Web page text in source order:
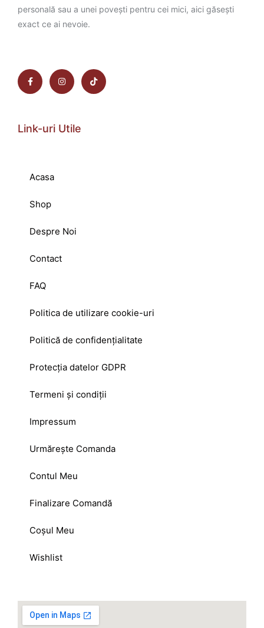
personală sau a unei povești pentru cei mici, aici găsești
exact ce ai nevoie.
Link-uri Utile
Acasa
Shop
Despre Noi
Contact
FAQ
Politica de utilizare cookie-uri
Politică de confidențialitate
Protecția datelor GDPR
Termeni și condiții
Impressum
Urmărește Comanda
Contul Meu
Finalizare Comandă
Coșul Meu
Wishlist